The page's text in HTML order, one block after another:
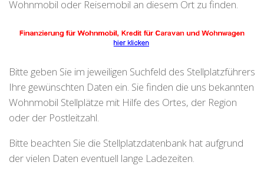
Wohnmobil oder Reisemobil an diesem Ort zu finden.
Bitte geben Sie im jeweiligen Suchfeld des Stellplatzführers
Ihre gewünschten Daten ein. Sie finden die uns bekannten
Wohnmobil Stellplätze mit Hilfe des Ortes, der Region
oder der Postleitzahl.
Bitte beachten Sie die Stellplatzdatenbank hat aufgrund
der vielen Daten eventuell lange Ladezeiten.